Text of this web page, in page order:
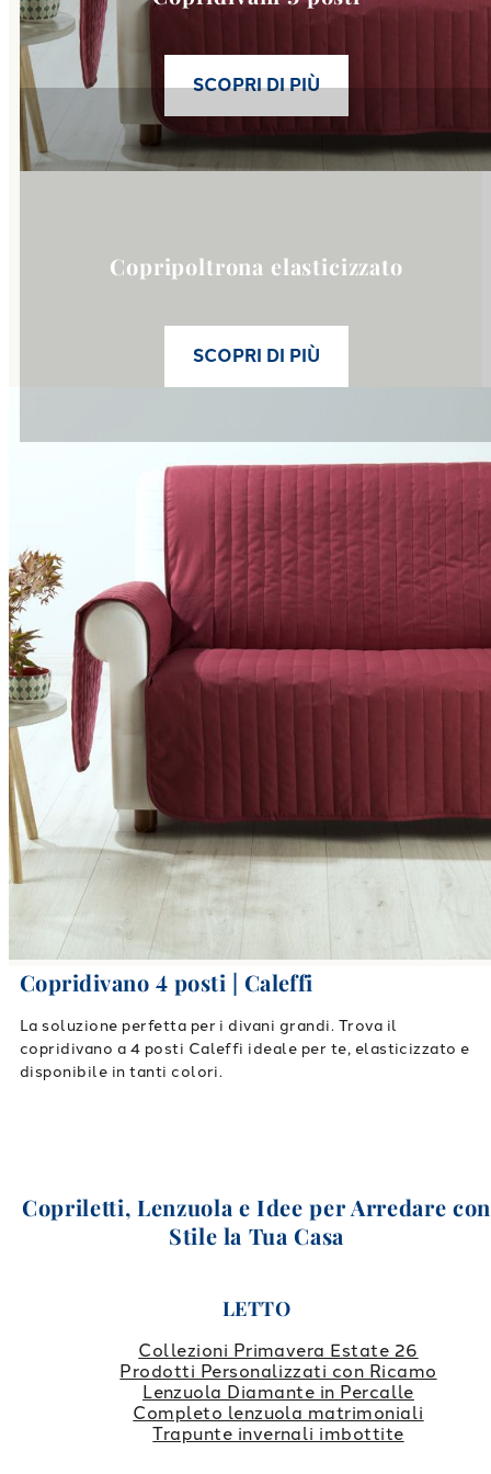
SCOPRI DI PIÙ
Copripoltrona elasticizzato
SCOPRI DI PIÙ
Copridivano 4 posti | Caleffi
La soluzione perfetta per i divani grandi. Trova il
copridivano a 4 posti Caleffi ideale per te, elasticizzato e
disponibile in tanti colori.
Copriletti, Lenzuola e Idee per Arredare con
Stile la Tua Casa
LETTO
Collezioni Primavera Estate 26
Prodotti Personalizzati con Ricamo
Lenzuola Diamante in Percalle
Completo lenzuola matrimoniali
Trapunte invernali imbottite